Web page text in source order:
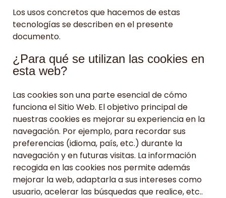
Los usos concretos que hacemos de estas
tecnologías se describen en el presente
documento.
¿Para qué se utilizan las cookies en
esta web?
Las cookies son una parte esencial de cómo
funciona el Sitio Web. El objetivo principal de
nuestras cookies es mejorar su experiencia en la
navegación. Por ejemplo, para recordar sus
preferencias (idioma, país, etc.) durante la
navegación y en futuras visitas. La información
recogida en las cookies nos permite además
mejorar la web, adaptarla a sus intereses como
usuario, acelerar las búsquedas que realice, etc..